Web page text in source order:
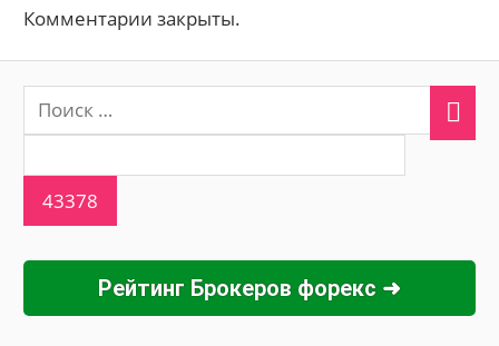
Комментарии закрыты.
Рейтинг Брокеров форекс ➜